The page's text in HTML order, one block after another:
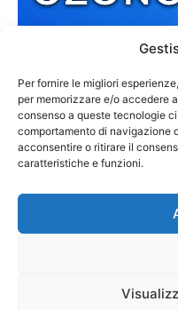
Per fornire le migliori
per memorizzare e/o accedere
consenso a queste tecnologie
comportamento di navigazione
acconsentire o ritirare il
caratteristiche e funzioni.
Contatti